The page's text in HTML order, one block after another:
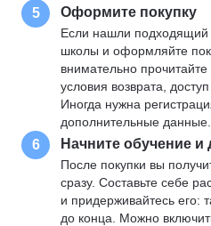
5 Оформите покупку
Если нашли подходящий
школы и оформляйте
внимательно прочитайте
условия возврата,
Иногда нужна
дополнительные данные.
6 Начните обучение и
После покупки вы
сразу. Составьте себе
и придерживайтесь его:
до конца. Можно